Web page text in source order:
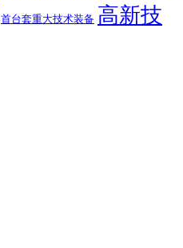
首台套重大技术装备 高新技